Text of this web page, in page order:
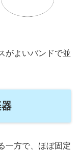
がよいバンドで並
一方で、ほぼ固定